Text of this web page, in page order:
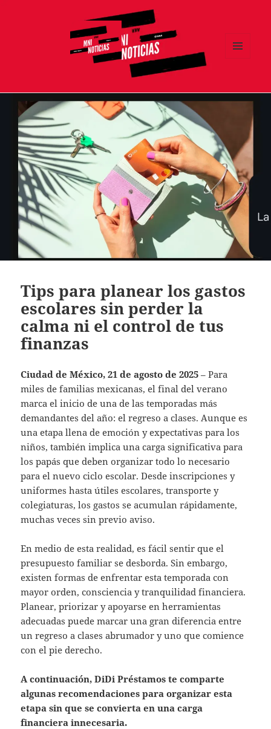
Tips para planear los gastos
escolares sin perder la
calma ni el control de tus
finanzas
Ciudad de México, 21 de agosto de 2025 – Para
miles de familias mexicanas, el final del verano
marca el inicio de una de las temporadas más
demandantes del año: el regreso a clases. Aunque es
una etapa llena de emoción y expectativas para los
niños, también implica una carga significativa para
los papás que deben organizar todo lo necesario
para el nuevo ciclo escolar. Desde inscripciones y
uniformes hasta útiles escolares, transporte y
colegiaturas, los gastos se acumulan rápidamente,
muchas veces sin previo aviso.
En medio de esta realidad, es fácil sentir que el
presupuesto familiar se desborda. Sin embargo,
existen formas de enfrentar esta temporada con
mayor orden, consciencia y tranquilidad financiera.
Planear, priorizar y apoyarse en herramientas
adecuadas puede marcar una gran diferencia entre
un regreso a clases abrumador y uno que comience
con el pie derecho.
A continuación, DiDi Préstamos te comparte
algunas recomendaciones para organizar esta
etapa sin que se convierta en una carga
financiera innecesaria.